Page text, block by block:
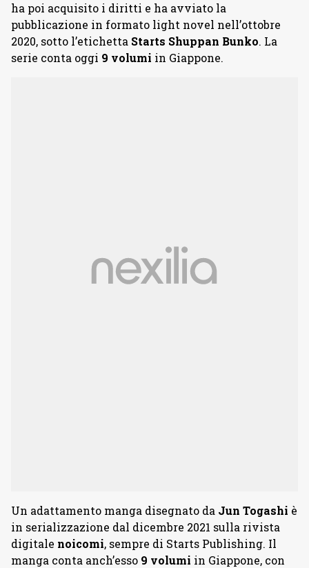
ha poi acquisito i diritti e ha avviato la
pubblicazione in formato light novel nell’ottobre
2020, sotto l’etichetta Starts Shuppan Bunko. La
serie conta oggi 9 volumi in Giappone.
Un adattamento manga disegnato da Jun Togashi è
in serializzazione dal dicembre 2021 sulla rivista
digitale noicomi, sempre di Starts Publishing. Il
manga conta anch’esso 9 volumi in Giappone, con